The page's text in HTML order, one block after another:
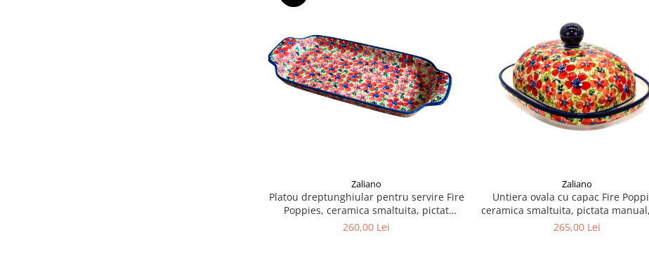
Zaliano
Platou dreptunghiular pentru servire Fire
Poppies, ceramica smaltuita, pictat
manual, 14,8 x 33,4 cm
260,00 Lei
Zaliano
Untiera ovala cu capac Fire
ceramica smaltuita, pictata
x 19,8 cm
265,00 Lei